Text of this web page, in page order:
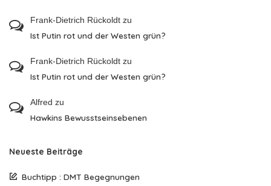
Frank-Dietrich Rückoldt zu
Ist Putin rot und der Westen grün?
Frank-Dietrich Rückoldt zu
Ist Putin rot und der Westen grün?
Alfred zu
Hawkins Bewusstseinsebenen
Neueste Beiträge
Buchtipp : DMT Begegnungen